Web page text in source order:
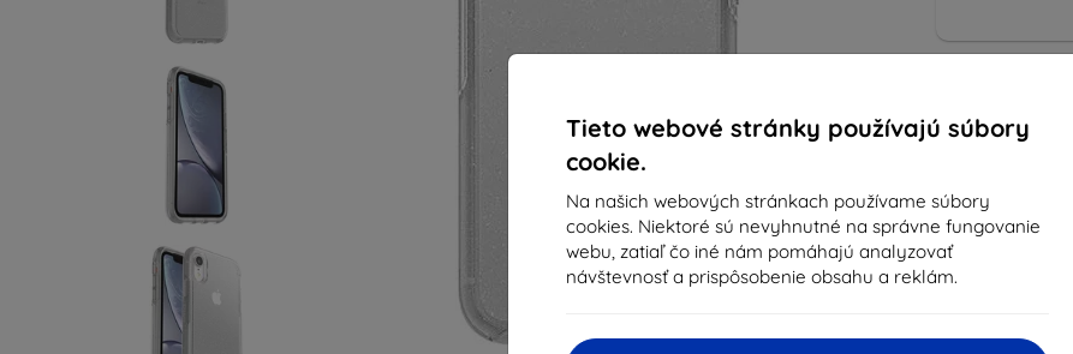
Tieto webové stránky používajú súbory
cookie.
Na našich webových stránkach používame súbory
cookies. Niektoré sú nevyhnutné na správne fungovanie
webu, zatiaľ čo iné nám pomáhajú analyzovať
návštevnosť a prispôsobenie obsahu a reklám.
EAN